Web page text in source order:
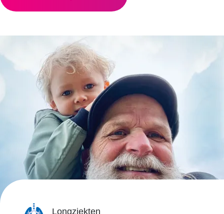
Longziekten